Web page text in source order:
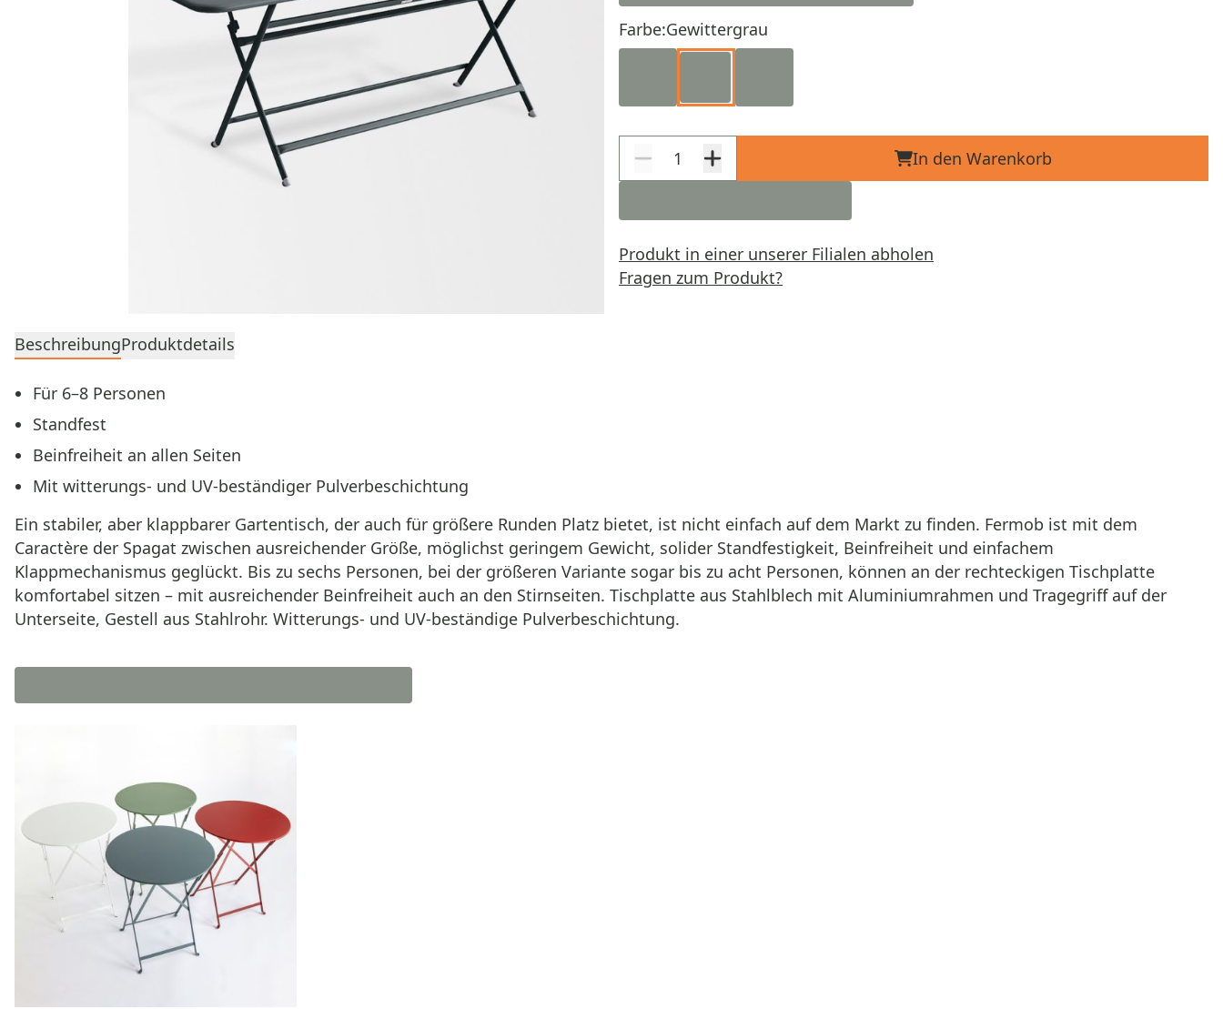
Farbe:Gewittergrau
In den Warenkorb
Produkt in einer unserer Filialen abholen
Fragen zum Produkt?
BeschreibungProduktdetails
Für 6–8 Personen
Standfest
Beinfreiheit an allen Seiten
Mit witterungs- und UV‑beständiger Pulverbeschichtung
Ein stabiler, aber klappbarer Gartentisch, der auch für größere Runden Platz bietet, ist nicht einfach auf dem Markt zu finden. Fermob ist mit dem
Caractère der Spagat zwischen ausreichender Größe, möglichst geringem Gewicht, solider Standfestigkeit, Beinfreiheit und einfachem
Klappmechanismus geglückt. Bis zu sechs Personen, bei der größeren Variante sogar bis zu acht Personen, können an der rechteckigen Tischplatte
komfortabel sitzen – mit ausreichender Beinfreiheit auch an den Stirnseiten. Tischplatte aus Stahlblech mit Aluminiumrahmen und Tragegriff auf der
Unterseite, Gestell aus Stahlrohr. Witterungs- und UV-beständige Pulverbeschichtung.